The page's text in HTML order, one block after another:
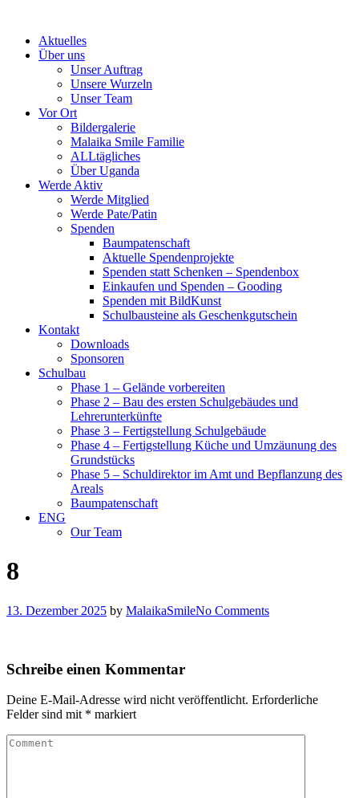
contentAktuelles
Über uns
Unser Auftrag
Unsere Wurzeln
Unser Team
Vor Ort
Bildergalerie
Malaika Smile Familie
ALLtägliches
Über Uganda
Werde Aktiv
Werde Mitglied
Werde Pate/Patin
Spenden
Baumpatenschaft
Aktuelle Spendenprojekte
Spenden statt Schenken – Spendenbox
Einkaufen und Spenden – Gooding
Spenden mit BildKunst
Schulbausteine als Geschenkgutschein
Kontakt
Downloads
Sponsoren
Schulbau
Phase 1 – Gelände vorbereiten
Phase 2 – Bau des ersten Schulgebäudes und
Lehrerunterkünfte
Phase 3 – Fertigstellung Schulgebäude
Phase 4 – Fertigstellung Küche und Umzäunung des
Grundstücks
Phase 5 – Schuldirektor im Amt und Bepflanzung des
Areals
Baumpatenschaft
ENG
Our Team
8
13. Dezember 2025 by MalaikaSmileNo Comments
Schreibe einen Kommentar
Deine E-Mail-Adresse wird nicht veröffentlicht. Erforderliche
Felder sind mit * markiert